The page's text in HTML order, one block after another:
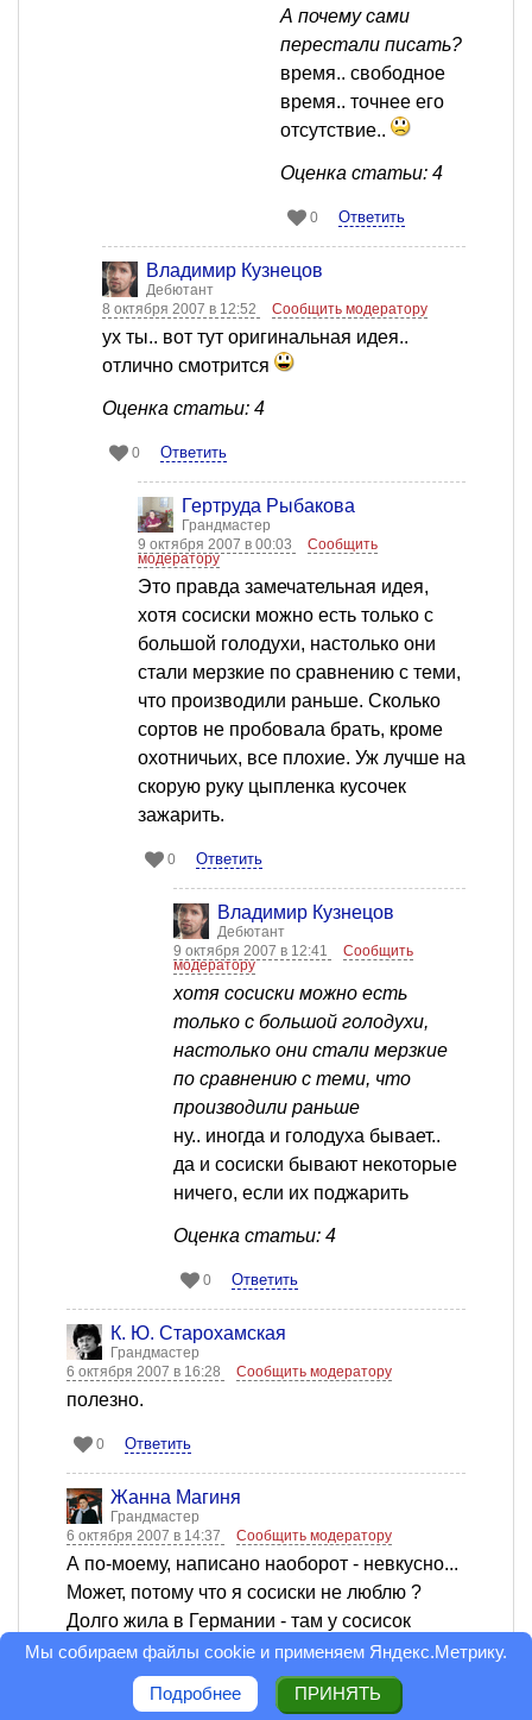
А почему сами
перестали писать?
время.. свободное
время.. точнее его
отсутствие..
Оценка статьи: 4
0 Ответить
Владимир Кузнецов
Дебютант
8 октября 2007 в 12:52
Сообщить модератору
ух ты.. вот тут оригинальная идея..
отлично смотрится
Оценка статьи: 4
0 Ответить
Гертруда Рыбакова
Грандмастер
9 октября 2007 в 00:03
Сообщить
модератору
Это правда замечательная идея,
хотя сосиски можно есть только с
большой голодухи, настолько они
стали мерзкие по сравнению с теми,
что производили раньше. Сколько
сортов не пробовала брать, кроме
охотничьих, все плохие. Уж лучше на
скорую руку цыпленка кусочек
зажарить.
0 Ответить
Владимир Кузнецов
Дебютант
9 октября 2007 в 12:41
Сообщить
модератору
хотя сосиски можно есть
только с большой голодухи,
настолько они стали мерзкие
по сравнению с теми, что
производили раньше
ну.. иногда и голодуха бывает..
да и сосиски бывают некоторые
ничего, если их поджарить
Оценка статьи: 4
0 Ответить
К. Ю. Старохамская
Грандмастер
6 октября 2007 в 16:28
Сообщить модератору
полезно.
0 Ответить
Жанна Магиня
Грандмастер
6 октября 2007 в 14:37
Сообщить модератору
А по-моему, написано наоборот - невкусно...
Может, потому что я сосиски не люблю ?
Долго жила в Германии - там у сосисок
совсем другой вкус. Так и не нашла я в этом
изобилии ассортимента ТОГО вкуса... Это
типа - поездив на Мерсе , в автобус уже не
Мы собираем файлы cookie и применяем Яндекс.Метрику.
Подробнее ПРИНЯТЬ